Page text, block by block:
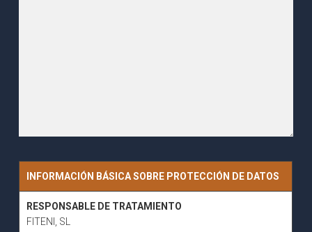
INFORMACIÓN BÁSICA SOBRE PROTECCIÓN DE DATOS
RESPONSABLE DE TRATAMIENTO
FITENI, SL